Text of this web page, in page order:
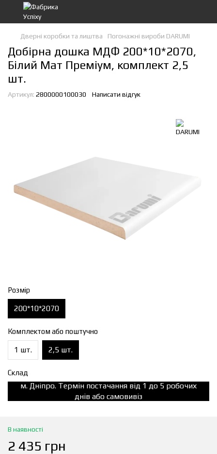
Дверні коробки та лиштва Погонажні вироби DARUMI
Добірна дошка МДФ 200*10*2070,
Білий Мат Преміум, комплект 2,5
шт.
Артикул: 2800000100030 Написати відгук
Розмір
200*10*2070
Комплектом або поштучно
1 шт. 2,5 шт.
Склад
м. Дніпро. Термін постачання від 1 до 5 робочих
днів або самовивіз
В наявності
2 435 грн